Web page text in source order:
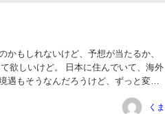
住んでいて、海外
遇もそうなんだろうけど、ずっと変わ
くま